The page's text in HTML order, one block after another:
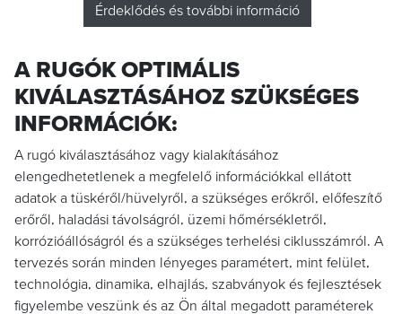
Érdeklődés és további információ
A RUGÓK OPTIMÁLIS
KIVÁLASZTÁSÁHOZ SZÜKSÉGES
INFORMÁCIÓK:
A rugó kiválasztásához vagy kialakításához
elengedhetetlenek a megfelelő információkkal ellátott
adatok a tüskéről/hüvelyről, a szükséges erőkről, előfeszítő
erőről, haladási távolságról, üzemi hőmérsékletről,
korrózióállóságról és a szükséges terhelési ciklusszámról. A
tervezés során minden lényeges paramétert, mint felület,
technológia, dinamika, elhajlás, szabványok és fejlesztések
figyelembe veszünk és az Ön által megadott paraméterek